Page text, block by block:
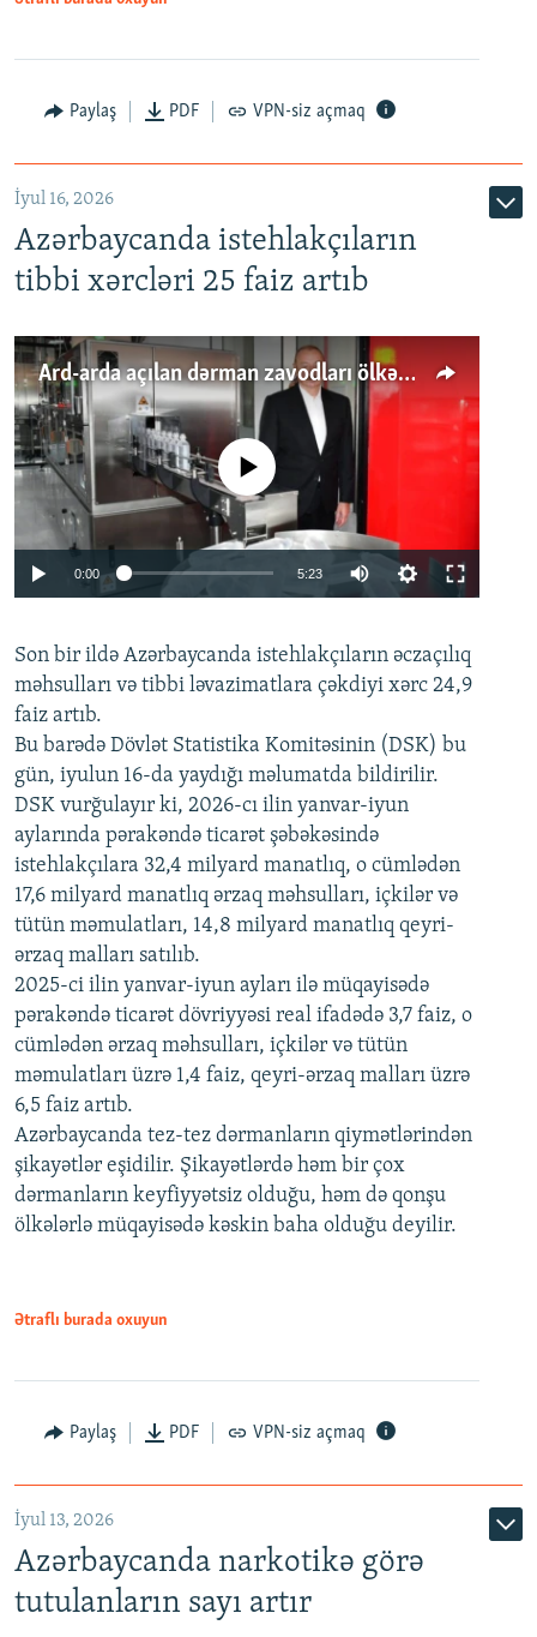
Paylaş PDF VPN-siz açmaq
İyul 16, 2026
Azərbaycanda istehlakçıların
tibbi xərcləri 25 faiz artıb
Ard-arda açılan dərman zavodları ölkənin tələbatını ödəyirmi?
Auto 240p 360p 480p
720p 1080p
No media source currently available
0:00 5:23
360p
480p
720p
1080p
Son bir ildə Azərbaycanda istehlakçıların əczaçılıq
məhsulları və tibbi ləvazimatlara çəkdiyi xərc 24,9
faiz artıb.
Bu barədə Dövlət Statistika Komitəsinin (DSK) bu
gün, iyulun 16-da yaydığı məlumatda bildirilir.
DSK vurğulayır ki, 2026-cı ilin yanvar-iyun
aylarında pərakəndə ticarət şəbəkəsində
istehlakçılara 32,4 milyard manatlıq, o cümlədən
17,6 milyard manatlıq ərzaq məhsulları, içkilər və
tütün məmulatları, 14,8 milyard manatlıq qeyri-
ərzaq malları satılıb.
2025-ci ilin yanvar-iyun ayları ilə müqayisədə
pərakəndə ticarət dövriyyəsi real ifadədə 3,7 faiz, o
cümlədən ərzaq məhsulları, içkilər və tütün
məmulatları üzrə 1,4 faiz, qeyri-ərzaq malları üzrə
6,5 faiz artıb.
Azərbaycanda tez-tez dərmanların qiymətlərindən
şikayətlər eşidilir. Şikayətlərdə həm bir çox
dərmanların keyfiyyətsiz olduğu, həm də qonşu
ölkələrlə müqayisədə kəskin baha olduğu deyilir.
Ətraflı burada oxuyun
Paylaş PDF VPN-siz açmaq
İyul 13, 2026
Azərbaycanda narkotikə görə
tutulanların sayı artır